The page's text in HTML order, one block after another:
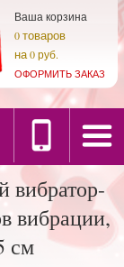
Ваша корзина
0товаров
на0 руб.
ОФОРМИТЬ ЗАКАЗ
вибрации,
см